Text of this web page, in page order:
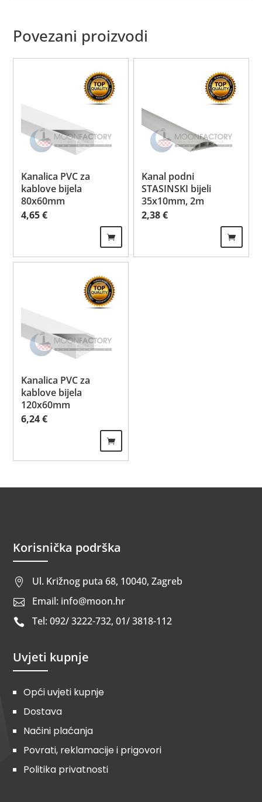
Povezani proizvodi
Kanalica PVC za
kablove bijela
80x60mm
4,65€
Kanal podni
STASINSKI bijeli
35x10mm, 2m
2,38€
Kanalica PVC za
kablove bijela
120x60mm
6,24€
Korisnička podrška
 Ul. Križnog puta 68, 10040, Zagreb
 Email: info@moon.hr
 Tel: 092/ 3222-732, 01/ 3818-112
Uvjeti kupnje
Opći uvjeti kupnje
Dostava
Načini plaćanja
Povrati, reklamacije i prigovori
Politika privatnosti